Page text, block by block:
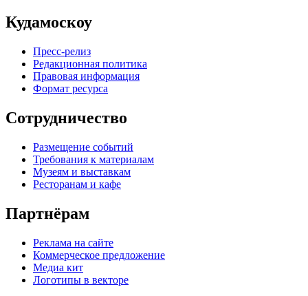
Кудамоскоу
Пресс-релиз
Редакционная политика
Правовая информация
Формат ресурса
Сотрудничество
Размещение событий
Требования к материалам
Музеям и выставкам
Ресторанам и кафе
Партнёрам
Реклама на сайте
Коммерческое предложение
Медиа кит
Логотипы в векторе